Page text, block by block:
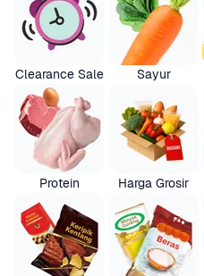
Clearance Sale Sayur
Protein Harga Grosir